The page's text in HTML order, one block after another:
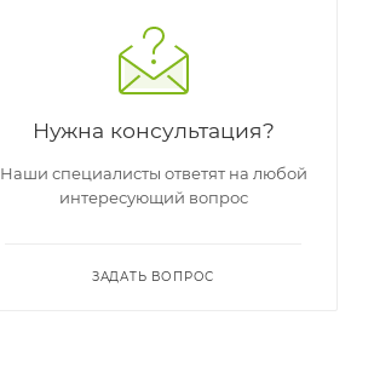
Нужна консультация?
Наши специалисты ответят на любой
интересующий вопрос
ЗАДАТЬ ВОПРОС